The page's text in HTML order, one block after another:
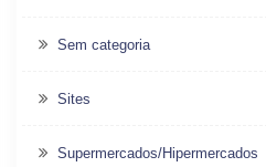
Sem categoria
Sites
Supermercados/Hipermercados